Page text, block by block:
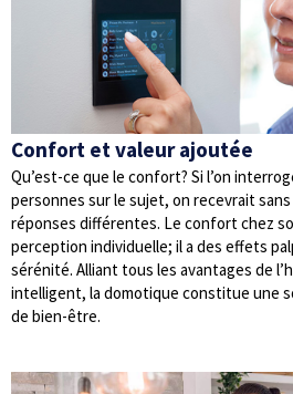
Confort et valeur ajoutée
Qu’est-ce que le confort? Si l’on
personnes sur le sujet, on recevrait
réponses différentes. Le confort chez
perception individuelle; il a des effets
sérénité. Alliant tous les avantages de
intelligent, la domotique constitue une
de bien-être.